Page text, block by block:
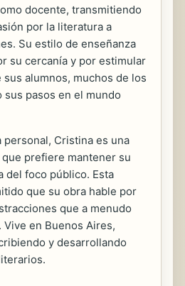
docente, transmitiendo
por la literatura a
Su estilo de enseñanza
su cercanía y por estimular
alumnos, muchos de los
sus pasos en el mundo
personal, Cristina es una
prefiere mantener su
del foco público. Esta
que su obra hable por
que a menudo
Vive en Buenos Aires,
y desarrollando